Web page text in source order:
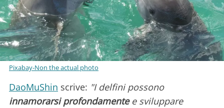
Pixabay-Non the actual photo
DaoMuShin scrive: "I delfini possono
innamorarsi profondamentee sviluppare